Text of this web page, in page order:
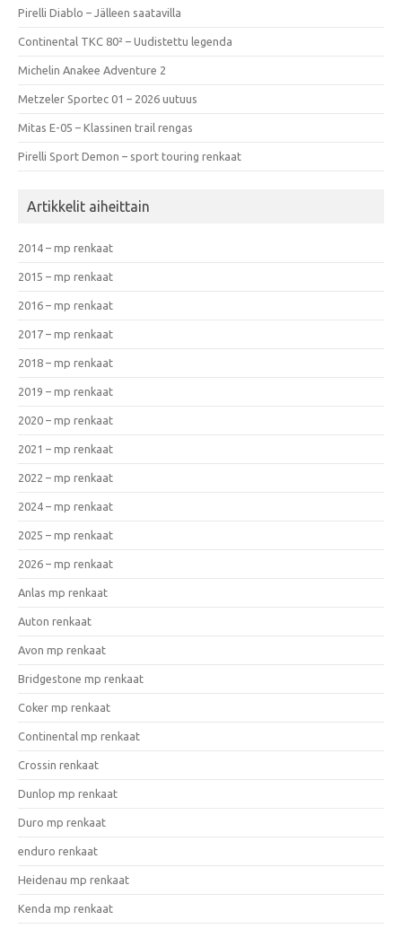
Pirelli Diablo – Jälleen saatavilla
Continental TKC 80² – Uudistettu legenda
Michelin Anakee Adventure 2
Metzeler Sportec 01 – 2026 uutuus
Mitas E-05 – Klassinen trail rengas
Pirelli Sport Demon – sport touring renkaat
Artikkelit aiheittain
2014 – mp renkaat
2015 – mp renkaat
2016 – mp renkaat
2017 – mp renkaat
2018 – mp renkaat
2019 – mp renkaat
2020 – mp renkaat
2021 – mp renkaat
2022 – mp renkaat
2024 – mp renkaat
2025 – mp renkaat
2026 – mp renkaat
Anlas mp renkaat
Auton renkaat
Avon mp renkaat
Bridgestone mp renkaat
Coker mp renkaat
Continental mp renkaat
Crossin renkaat
Dunlop mp renkaat
Duro mp renkaat
enduro renkaat
Heidenau mp renkaat
Kenda mp renkaat